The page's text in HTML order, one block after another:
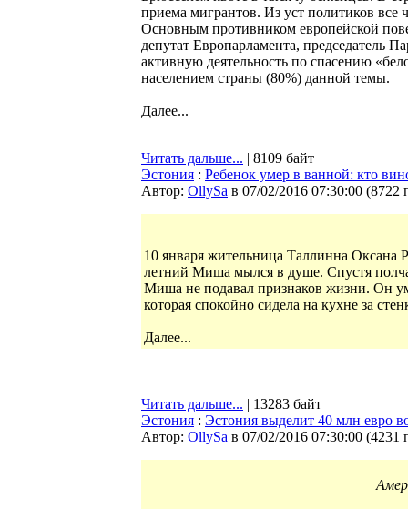
приема мигрантов. Из уст политиков все
Основным противником европейской
депутат Европарламента, председатель
активную деятельность по спасению
населением страны (80%) данной темы.
Далее...
Читать дальше... | 8109 байт
Эстония : Ребенок умер в ванной: кто
Автор: OllySa в 07/02/2016 07:30:00 (8722
10 января жительница Таллинна Оксана
летний Миша мылся в душе. Спустя
Миша не подавал признаков жизни. Он
которая спокойно сидела на кухне за
Далее...
Читать дальше... | 13283 байт
Эстония : Эстония выделит 40 млн
Автор: OllySa в 07/02/2016 07:30:00 (4231